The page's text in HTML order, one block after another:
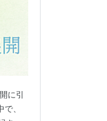
に引
、